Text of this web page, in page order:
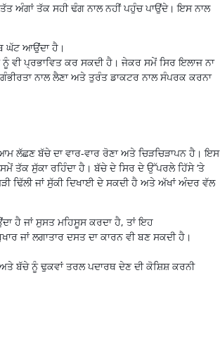
ਅੰਗਾਂ ਤੱਕ ਸਹੀ ਢੰਗ ਨਾਲ ਨਹੀਂ ਪਹੁੰਚ ਪਾਉਂਦੇ। ਇਸ ਨਾਲ
ਘੱਟ ਆਉਂਦਾ ਹੈ।
ਨੂੰ ਵੀ ਪ੍ਰਭਾਵਿਤ ਕਰ ਸਕਦੀ ਹੈ। ਜੇਕਰ ਸਮੇਂ ਸਿਰ ਇਲਾਜ ਨਾ
ਨਾਲ ਲੈਣਾ ਅਤੇ ਤੁਰੰਤ ਡਾਕਟਰ ਨਾਲ ਸੰਪਰਕ ਕਰਨਾ
ਬੱਚੇ ਦਾ ਵਾਰ-ਵਾਰ ਰੋਣਾ ਅਤੇ ਚਿੜਚਿੜਾਪਨ ਹੈ। ਇਸ
ਤੱਕ ਸੁੱਕਾ ਰਹਿੰਦਾ ਹੈ। ਬੱਚੇ ਦੇ ਸਿਰ ਦੇਉੱਪਰਲੇਹਿੱਸੇ ‘ਤੇ
ਢਿੱਲੀ ਜਾਂ ਸੁੱਕੀ ਦਿਖਾਈ ਦੇ ਸਕਦੀ ਹੈ ਅਤੇ ਅੱਖਾਂ ਅੰਦਰ ਵੱਲ
ਹੈ ਜਾਂ ਸੁਸਤ ਮਹਿਸੂਸ ਕਰਦਾ ਹੈ, ਤਾਂ ਇਹ
ਜਾਂ ਲਗਾਤਾਰ ਦਸਤ ਦਾ ਕਾਰਨ ਵੀਬਣ ਸਕਦੀ ਹੈ।
ਬੱਚੇ ਨੂੰ ਢੁਕਵਾਂ ਤਰਲ ਪਦਾਰਥ ਦੇਣ ਦੀ ਕੋਸ਼ਿਸ਼ਕਰਨੀ